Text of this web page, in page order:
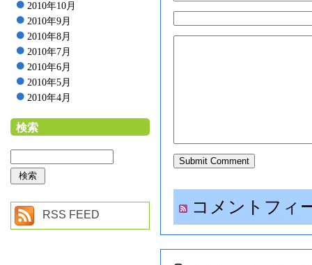
2010年10月
2010年9月
2010年8月
2010年7月
2010年6月
2010年5月
2010年4月
検索
RSS FEED コメントフィ